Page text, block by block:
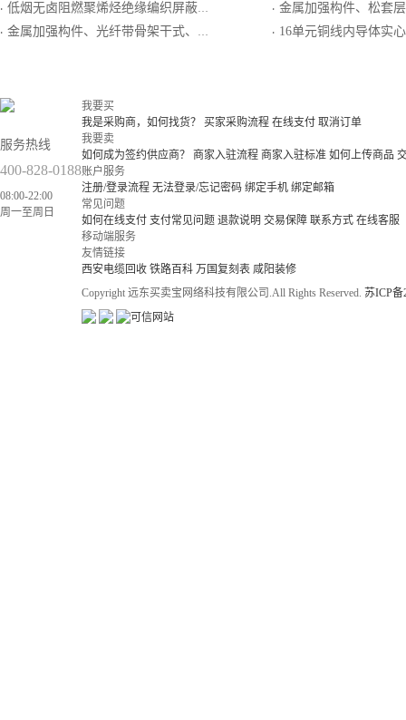
· 低烟无卤阻燃聚烯烃绝缘编织屏蔽低烟无卤阻燃聚烯烃护套最高传输频率16MHz数字通信用主干对绞电缆
· 金属加强构件、光纤带骨架干式、钢－聚乙烯粘结护套、单细圆钢丝铠装、聚乙烯套通信用室外光缆
· 金属加强构件、松套层绞填充式、铝－聚乙烯粘结护套、双单细圆
· 16单元铜线内导体实心聚乙烯绝缘单层编织屏蔽外导体
服务热线
400-828-0188
08:00-22:00
周一至周日
我要买
我是采购商，如何找货？
买家采购流程 在线支付 取消订单
我要卖
如何成为签约供应商？
商家入驻流程 商家入驻标准 如何上传商品
账户服务
注册/登录流程 无法登录/忘记密码 绑定手机 绑定邮箱
常见问题
如何在线支付 支付常见问题 退款说明 交易保障 联系方式 在线客服
移动端服务
友情链接
西安电缆回收 铁路百科 万国复刻表 咸阳装修
Copyright 远东买卖宝网络科技有限公司.All Rights Reserved. 苏ICP备